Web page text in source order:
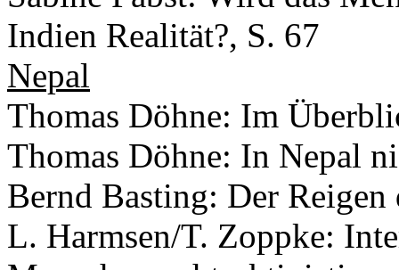
Indien Realität?, S. 67
Nepal
Thomas Döhne: Im
Thomas Döhne: In Nepal
Bernd Basting: Der Reigen
L. Harmsen/T. Zoppke: